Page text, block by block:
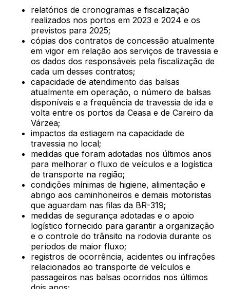
relatórios de cronogramas e fiscalização
realizados nos portos em 2023 e 2024 e os
previstos para 2025;
cópias dos contratos de concessão atualmente
em vigor em relação aos serviços de travessia e
os dados dos responsáveis pela fiscalização de
cada um desses contratos;
capacidade de atendimento das balsas
atualmente em operação, o número de balsas
disponíveis e a frequência de travessia de ida e
volta entre os portos da Ceasa e de Careiro da
Várzea;
impactos da estiagem na capacidade de
travessia no local;
medidas que foram adotadas nos últimos anos
para melhorar o fluxo de veículos e a logística
de transporte na região;
condições mínimas de higiene, alimentação e
abrigo aos caminhoneiros e demais motoristas
que aguardam nas filas da BR-319;
medidas de segurança adotadas e o apoio
logístico fornecido para garantir a organização
e o controle do trânsito na rodovia durante os
períodos de maior fluxo;
registros de ocorrência, acidentes ou infrações
relacionados ao transporte de veículos e
passageiros nas balsas ocorridos nos últimos